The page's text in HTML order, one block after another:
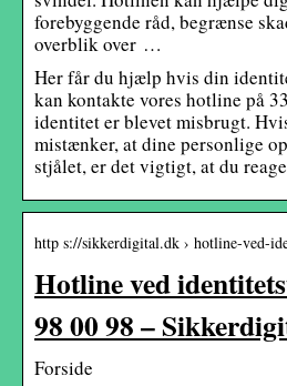
forebyggende råd, begrænse
overblik over …
Her får du hjælp hvis din
kan kontakte vores hotline på
identitet er blevet misbrugt.
mistænker, at dine personlige
stjålet, er det vigtigt, at du
http s://sikkerdigital.dk › hotline-ved-
Hotline ved
98 00 98 –
Forside